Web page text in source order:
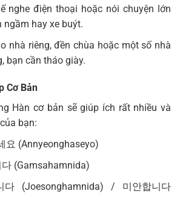
nghe điện thoại hoặc nói chuyện lớn
ngầm hay xe buýt.
nhà riêng, đền chùa hoặc một số nhà
bạn cần tháo giày.
Cơ Bản
Hàn cơ bản sẽ giúp ích rất nhiều và
bạn:
요 (Annyeonghaseyo)
(Gamsahamnida)
다 (Joesonghamnida) / 미안합니다